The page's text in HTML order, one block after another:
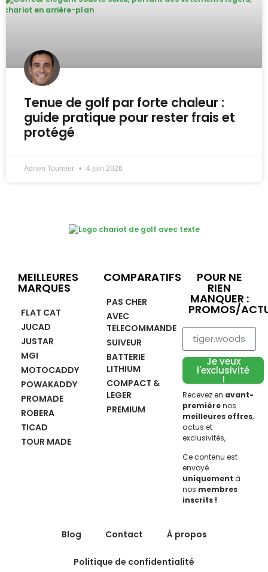
Tenue de golf par forte chaleur :
guide pratique pour rester frais et
protégé
Adrien Tournier 4 juin 2026
MEILLEURES
MARQUES
FLAT CAT
JUCAD
JUSTAR
MGI
MOTOCADDY
POWAKADDY
PROMADE
ROBERA
TICAD
TOUR MADE
COMPARATIFS
PAS CHER
AVEC
TELECOMMANDE
SUIVEUR
BATTERIE
LITHIUM
COMPACT &
LEGER
PREMIUM
POUR NE
RIEN
MANQUER :
PROMOS/
Je veux
l'exclusivité
!
Recevez en avant-
premièrenos
meilleures offres,
actus et
exclusivités,
Ce contenu est
envoyé
uniquement à
nos membres
inscrits !
Blog Contact À propos
Politique de confidentialité